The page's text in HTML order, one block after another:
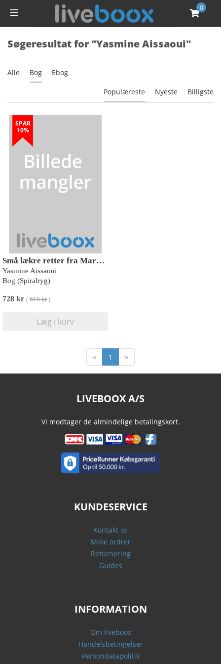
0
Søgeresultat for "Yasmine Aissaoui"
Alle Bog Ebog
Populæreste Nyeste Billigste
SPAR
10%
Små lækre retter fra Marokko - display med 10 stk
Yasmine Aissaoui
Bog (Spiralryg)
728 kr ( 810 kr)
Læg i kurv
« 1 »
LIVEBOOX A/S
Vi modtager de almindelige betalingskort.
KUNDESERVICE
Kontakt os
Mine ordrer
Returnering
Guides
INFORMATION
Om liveboox
Handelsbetingelser
Persondatapolitik